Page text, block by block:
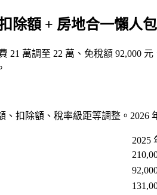
除額 + 房地合一懶人包
21 萬調至 22 萬、免稅額 92,000
扣除額、稅率級距等調整。2026
2025